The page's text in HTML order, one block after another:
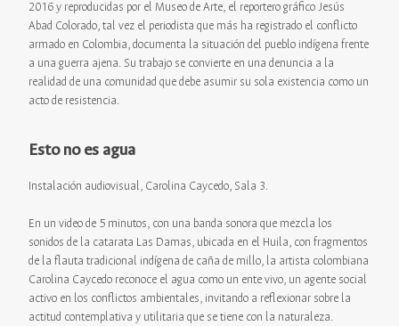
2016 y reproducidas por el Museo de Arte, el reportero gráfico Jesús
Abad Colorado, tal vez el periodista que más ha registrado el conflicto
armado en Colombia, documenta la situación del pueblo indígena frente
a una guerra ajena. Su trabajo se convierte en una denuncia a la
realidad de una comunidad que debe asumir su sola existencia como un
acto de resistencia.
Esto no es agua
Instalación audiovisual, Carolina Caycedo, Sala 3.
En un video de 5 minutos, con una banda sonora que mezcla los
sonidos de la catarata Las Damas, ubicada en el Huila, con fragmentos
de la flauta tradicional indígena de caña de millo, la artista colombiana
Carolina Caycedo reconoce el agua como un ente vivo, un agente social
activo en los conflictos ambientales, invitando a reflexionar sobre la
actitud contemplativa y utilitaria que se tiene con la naturaleza.